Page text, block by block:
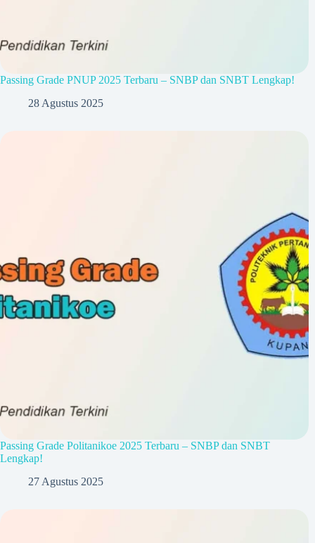
Passing Grade PNUP 2025 Terbaru – SNBP dan SNBT Lengkap!
28 Agustus 2025
Passing Grade Politanikoe 2025 Terbaru – SNBP dan SNBT
Lengkap!
27 Agustus 2025